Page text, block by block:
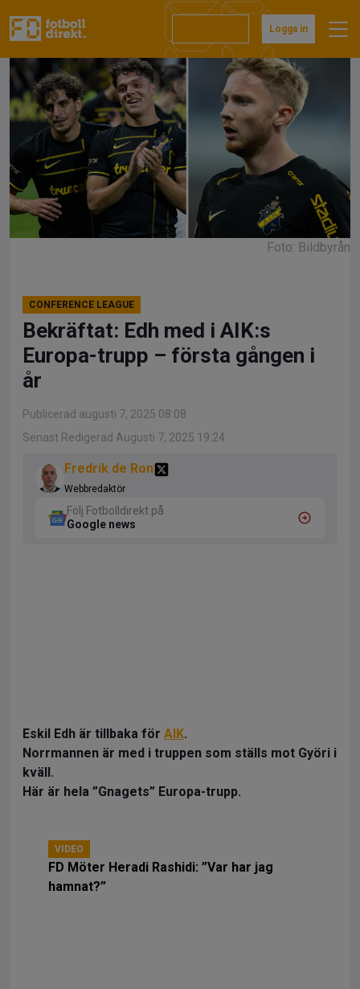
till
Logga in
Foto: Bildbyrån
CONFERENCE LEAGUE
Bekräftat: Edh med i AIK:s
Europa-trupp – första gången i
år
Publicerad augusti 7, 2025 08:08
Senast Redigerad Augusti 7, 2025 19:24
Fredrik de Ron
Webbredaktör
Följ Fotbolldirekt på
Google news
Eskil Edh är tillbaka för AIK.
Norrmannen är med i truppen som ställs mot Györi i
kväll.
Här är hela ”Gnagets” Europa-trupp.
VIDEO
FD Möter Heradi Rashidi: ”Var har jag
hamnat?”